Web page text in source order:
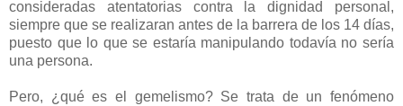
consideradas atentatorias contra la dignidad personal,
siempre que se realizaran antes de la barrera de los 14 días,
puesto que lo que se estaría manipulando todavía no sería
una persona.
Pero, ¿qué es el gemelismo? Se trata de un fenómeno